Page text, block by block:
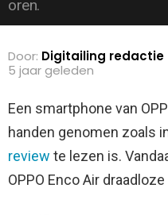
oren.
Door: Digitailing redactie
5 jaar geleden
Een smartphone van
handen genomen zoals
review te lezen is.
OPPO Enco Air